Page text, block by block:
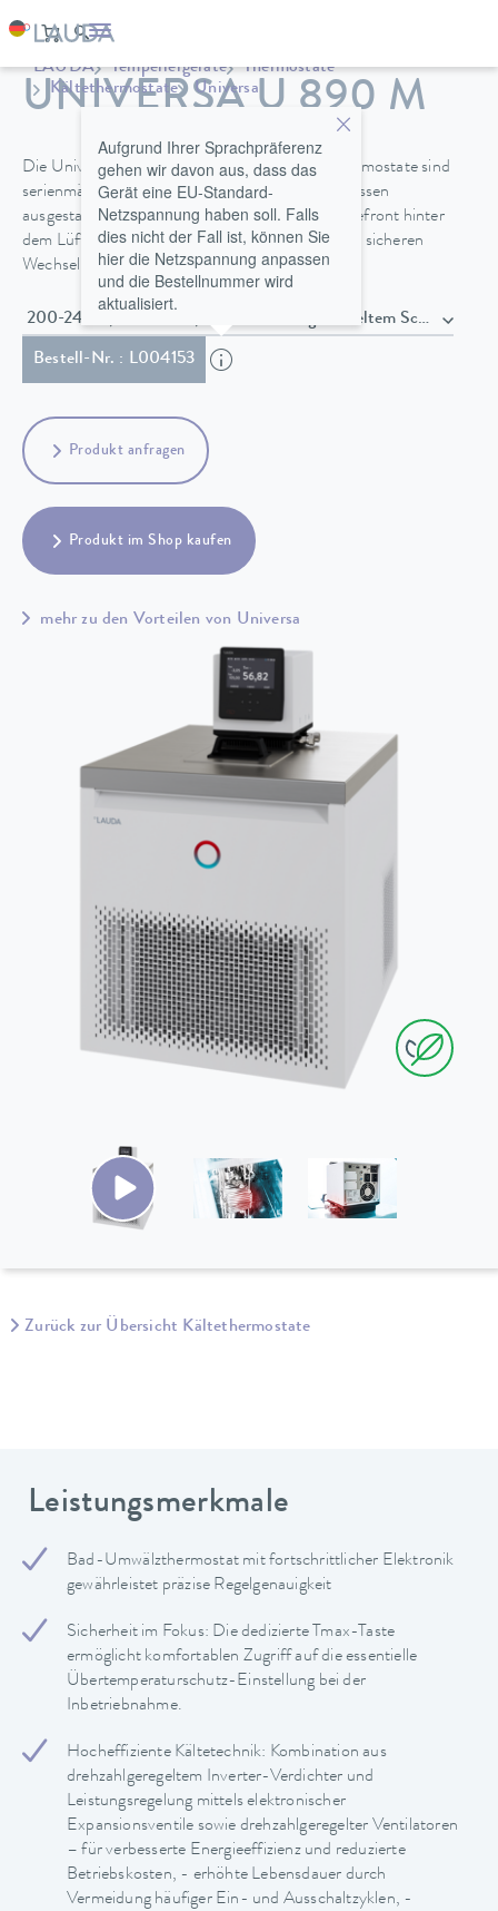
LAUDA Temperiergeräte
Thermostate
Kältethermostate
Universa
UNIVERSA U 890 M
Die Universa PRO und Universa MAX Kältethermostate sind
serienmäßig mit Baddeckel und Pumpenanschlüssen
ausgestattet. Ein Entleerungshahn an der Gerätefront hinter
dem Lüftungsgitter ermöglicht einen einfacheren sicheren
Wechsel der Temperierflüssigkeit.
200-240 V, 50/60 Hz , Netzkabel mit gewinkeltem Schuko
Bestell-Nr. : L004153
Aufgrund Ihrer Sprachpräferenz
gehen wir davon aus, dass das
Gerät eine EU-Standard-
Netzspannung haben soll. Falls
dies nicht der Fall ist, können Sie
hier die Netzspannung anpassen
und die Bestellnummer wird
aktualisiert.
Produkt anfragen
Produkt im Shop kaufen
mehr zu den Vorteilen von Universa
Zurück zur Übersicht Kältethermostate
Leistungsmerkmale
Bad-Umwälzthermostat mit fortschrittlicher Elektronik
gewährleistet präzise Regelgenauigkeit
Sicherheit im Fokus: Die dedizierte Tmax-Taste
ermöglicht komfortablen Zugriff auf die essentielle
Übertemperaturschutz-Einstellung bei der
Inbetriebnahme.
Hocheffiziente Kältetechnik: Kombination aus
drehzahlgeregeltem Inverter-Verdichter und
Leistungsregelung mittels elektronischer
Expansionsventile sowie drehzahlgeregelter Ventilatoren
– für verbesserte Energieeffizienz und reduzierte
Betriebskosten, - erhöhte Lebensdauer durch
Vermeidung häufiger Ein- und Ausschaltzyklen, -